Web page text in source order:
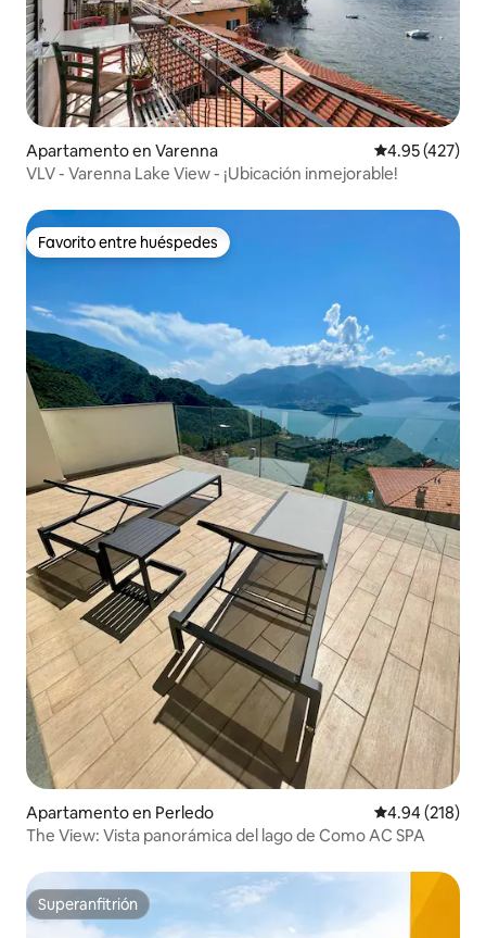
Apartamento en Varenna Calificación
4.95 (427)
VLV - Varenna Lake View - ¡Ubicación inmejorable!
Favorito entre huéspedes
Favorito entre huéspedes
Apartamento en Perledo Calificación
4.94 (218)
The View: Vista panorámica del lago de Como AC SPA
Superanfitrión
Superanfitrión